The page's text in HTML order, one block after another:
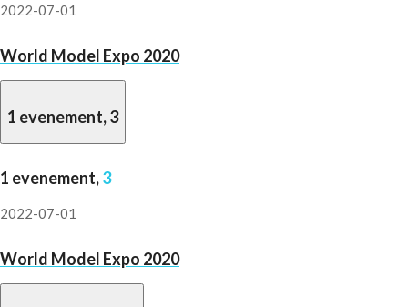
2022-07-01
World Model Expo 2020
1 evenement,3
1 evenement,3
2022-07-01
World Model Expo 2020